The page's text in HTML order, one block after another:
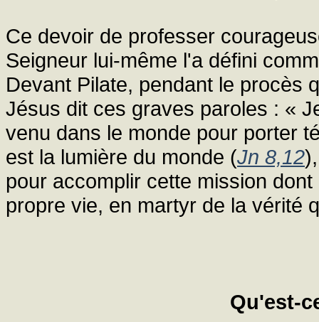
Ce devoir de professer
Seigneur lui-même l'a défini
Devant Pilate, pendant le procès
Jésus dit ces graves paroles : «
venu dans le monde pour porter
est la lumière du monde (Jn 8,12
pour accomplir cette mission
propre vie, en martyr de la vérité
Qu'est-